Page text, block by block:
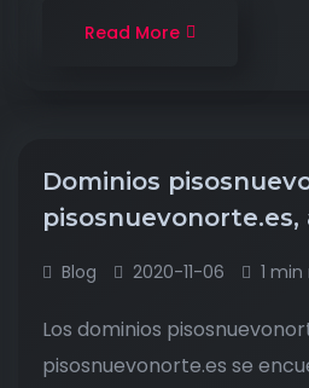
Read More
Dominios
pisosnuevonorte.es,
Blog 2020-11-06 1
Los dominios
pisosnuevonorte.es se